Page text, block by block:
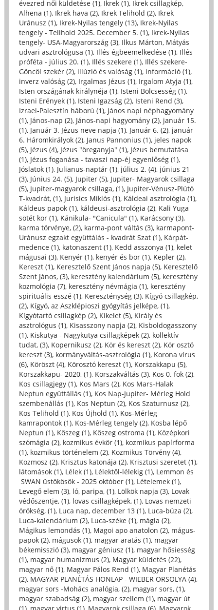
évezred női küldetése (1), Ikrek (1), Ikrek csillagkép,
Alhena (1), Ikrek hava (2), Ikrek Telihold (2), Ikrek
Uránusz (1), Ikrek-Nyilas tengely (13), Ikrek-Nyilas
tengely - Telihold 2025. December 5. (1), Ikrek-Nyilas
tengely- USA-Magyarország (3), Ilkus Márton, Mátyás
udvari asztrológusa (1), Illés égbeemelkedése (1), Illés
próféta - július 20. (1), Illés szekere (1), Illés szekere-
Göncöl szekér (2), illúzió és valóság (1), információ (1),
inverz valóság (2), Irgalmas Jézus (1), Irgalom Atyja (1),
Isten országának királynéja (1), Isteni Bölcsesség (1),
Isteni Erények (1), Isteni Igazság (2), Isteni Rend (3),
Izrael-Palesztín háború (1), János napi néphagyomány
(1), János-nap (2), János-napi hagyomány (2), január 15.
(1), Január 3. Jézus neve napja (1), Január 6. (2), január
6. Háromkirályok (2), Janus Pannonius (1), jeles napok
(5), Jézus (4), Jézus "öreganyja" (1), Jézus bemutatása
(1), Jézus foganása - tavaszi nap-éj egyenlőség (1),
Jóslatok (1), Julianus-naptár (1), július 2. (4), június 21
(3), Június 24. (5), Jupiter (5), Jupiter- Magyarok csillaga
(5), Jupiter-magyarok csillaga, (1), Jupiter-Vénusz-Plútó
T-kvadrát, (1), Jurisics Miklós (1), Káldeai asztrológia (1),
Káldeus papok (1), káldeusi-asztrológia (2), Kali Yuga
sötét kor (1), Kánikula- "Canicula" (1), Karácsony (3),
karma törvénye, (2), karma-pont váltás (3), karmapont-
Uránusz egzakt együttálás - kvadrát Szat (1), Kárpát-
medence (1), katonaszent (1), Kedd asszonya (1), kelet
mágusai (3), Kenyér (1), kenyér és bor (1), Kepler (2),
Kereszt (1), Keresztelő Szent János napja (5), Keresztelő
Szent János, (3), keresztény kalendárium (5), keresztény
kozmológia (7), keresztény névmágia (1), keresztény
spirituális esszé (1), Kereszténység (3), Kígyó csillagkép,
(2), Kígyó, az Aszklépioszi gyógyítás jelképe, (1),
Kígyótartó csillagkép (2), Kikelet (5), Király és
asztrológus (1), Kisasszony napja (2), Kisboldogasszony
(1), Kiskutya - Nagykutya csillagképek (2), kollektív
tudat, (3), Kopernikusz (2), Kör és kereszt (2), Kör osztó
kereszt (3), kormányváltás-asztrológia (1), Korona vírus
(6), Köröszt (4), Körosztó kereszt (1), Korszakkapu (5),
Korszakkapu- 2020, (1), Korszakváltás (3), Kos 0. fok (2),
Kos csillagjegy (1), Kos Mars (2), Kos Mars-Halak
Neptun együttállás (1), Kos Nap-Jupiter- Mérleg Hold
szembenállás (1), Kos Neptun (2), Kos Szaturnusz (2),
Kos Telihold (1), Kos Újhold (1), Kos-Mérleg
kamrapontok (1), Kos-Mérleg tengely (2), Kosba lépő
Neptun (1), Kőszeg (1), Kőszeg ostroma (1), Középkori
szómágia (2), kozmikus évkör (1), kozmikus papírforma
(1), kozmikus történelem (2), Kozmikus Törvény (4),
Kozmosz (2), Krisztus katonája (2), Krisztusi szeretet (1),
látomások (1), Lélek (1), Lélektől-lélekig (1), Lemmon és
SWAN üstökösök - 2025 október (1), Lételemek (1),
Levegő elem (3), ló, paripa, (1), Lölkök napja (3), Lovak
védőszentje, (1), lovas csillagképek, (1), Lovas nemzeti
örökség, (1), Luca nap, december 13 (1), Luca-búza (2),
Luca-kalendárium (2), Luca-széke (1), mágia (2),
Mágikus lemondás (1), Magoi apo anatolon (2), mágus-
papok (2), mágusok (1), magyar aratás (1), magyar
békemisszió (3), magyar géniusz (1), magyar hősiesség
(1), magyar humanizmus (2), Magyar küldetés (22),
magyar nő (1), Magyar Pálos Rend (1), Magyar Planétás
(2), MAGYAR PLANÉTÁS HONLAP - WIEBER ORSOLYA (4),
magyar sors -Mohács analógia, (2), magyar sors, (1),
magyar szabadság (2), magyar szellem (1), magyar út